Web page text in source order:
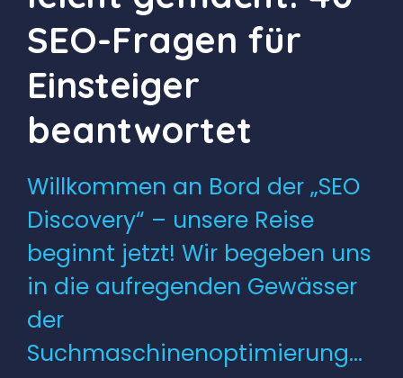
SEO-Fragen für
Einsteiger
beantwortet
Willkommen an Bord der „SEO
Discovery“ – unsere Reise
beginnt jetzt! Wir begeben uns
in die aufregenden Gewässer
der
Suchmaschinenoptimierung…